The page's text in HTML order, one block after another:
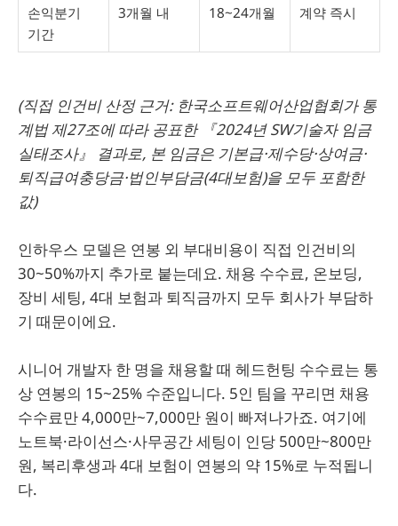
손익분기
기간
3개월 내 18~24개월 계약 즉시
(직접 인건비 산정 근거: 한국소프트웨어산업협회가 통
계법 제27조에 따라 공표한 『2024년 SW기술자 임금
실태조사』 결과로, 본 임금은 기본급·제수당·상여금·
퇴직급여충당금·법인부담금(4대보험)을 모두 포함한
값)
인하우스 모델은 연봉 외 부대비용이 직접 인건비의
30~50%까지 추가로 붙는데요. 채용 수수료, 온보딩,
장비 세팅, 4대 보험과 퇴직금까지 모두 회사가 부담하
기 때문이에요.
시니어 개발자 한 명을 채용할 때 헤드헌팅 수수료는 통
상 연봉의 15~25% 수준입니다. 5인 팀을 꾸리면 채용
수수료만 4,000만~7,000만 원이 빠져나가죠. 여기에
노트북·라이선스·사무공간 세팅이 인당 500만~800만
원, 복리후생과 4대 보험이 연봉의 약 15%로 누적됩니
다.